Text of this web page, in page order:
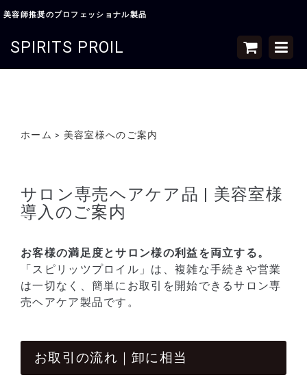
美容師推奨のプロフェッショナル製品
SPIRITS PROIL
ホーム > 美容室様へのご案内
サロン専売ヘアケア品 | 美容室様
導入のご案内
お客様の満足度とサロン様の利益を両立する。
「スピリッツプロイル」は、複雑な手続きや営業
は一切なく、簡単にお取引を開始できるサロン専
売ヘアケア製品です。
お取引の流れ｜卸に相当